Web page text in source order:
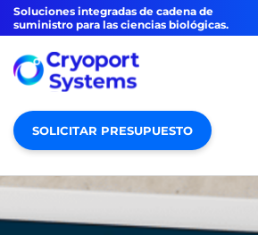
Soluciones integradas de cadena de
suministro para las ciencias biológicas.
SOLICITAR PRESUPUESTO